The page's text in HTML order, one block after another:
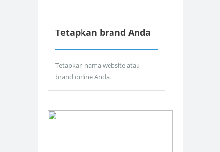
Tetapkan brand Anda
Tetapkan nama website atau
brand online Anda.